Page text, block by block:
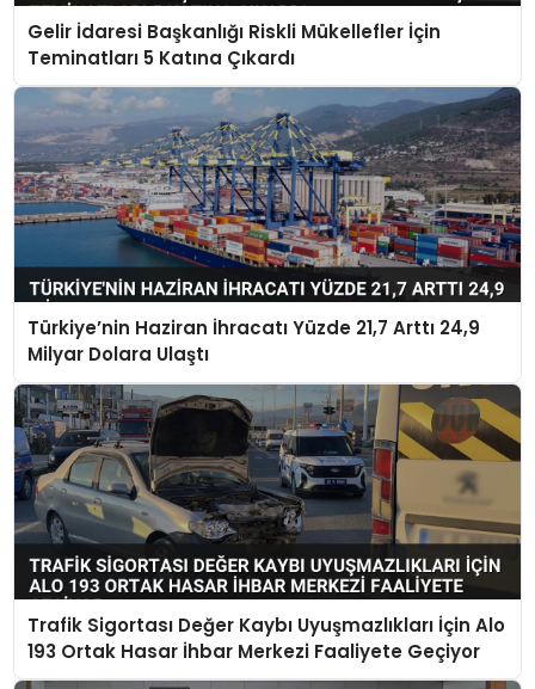
Gelir İdaresi Başkanlığı Riskli Mükellefler İçin
Teminatları 5 Katına Çıkardı
Türkiye’nin Haziran İhracatı Yüzde 21,7 Arttı 24,9
Milyar Dolara Ulaştı
Trafik Sigortası Değer Kaybı Uyuşmazlıkları İçin Alo
193 Ortak Hasar İhbar Merkezi Faaliyete Geçiyor